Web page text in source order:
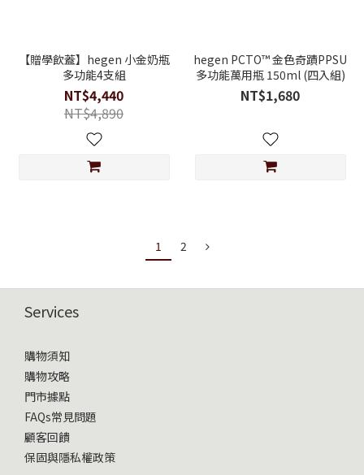
【贈學飲蓋】hegen 小金奶瓶
多功能4支組
NT$4,440
NT$4,890
hegen PCTO™ 金色奇蹟PPSU
多功能萬用瓶 150ml (四入組)
NT$1,680
1 2
Services
購物須知
購物攻略
門市據點
FAQs常見問題
顧客回饋
保固與隱私權政策